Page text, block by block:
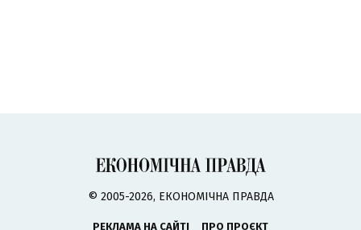
© 2005-2026, ЕКОНОМІЧНА ПРАВДА
РЕКЛАМА НА САЙТІ
ПРО ПРОЄКТ